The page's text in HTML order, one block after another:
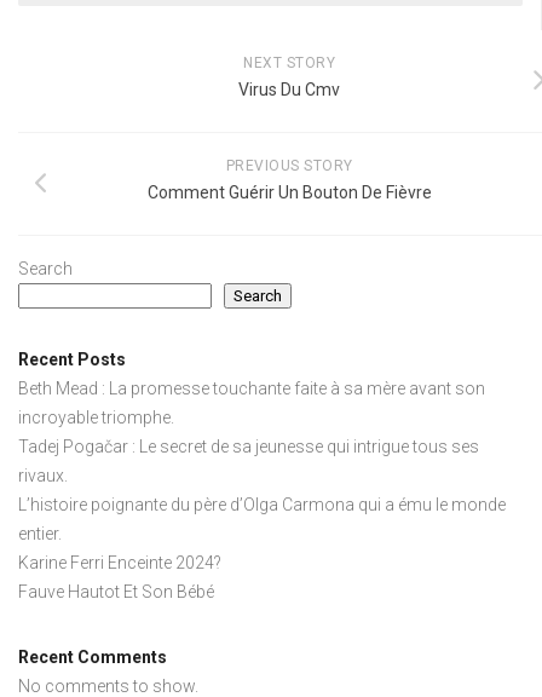
NEXT STORY
Virus Du Cmv
PREVIOUS STORY
Comment Guérir Un Bouton De Fièvre
Search
Search
Recent Posts
Beth Mead : La promesse touchante faite à sa mère avant son
incroyable triomphe.
Tadej Pogačar : Le secret de sa jeunesse qui intrigue tous ses
rivaux.
L’histoire poignante du père d’Olga Carmona qui a ému le monde
entier.
Karine Ferri Enceinte 2024?
Fauve Hautot Et Son Bébé
Recent Comments
No comments to show.